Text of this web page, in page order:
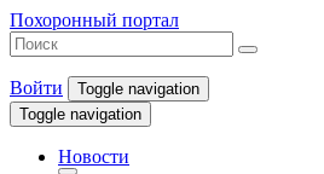
Похоронный портал
Войти
Toggle navigation
Toggle navigation
Новости